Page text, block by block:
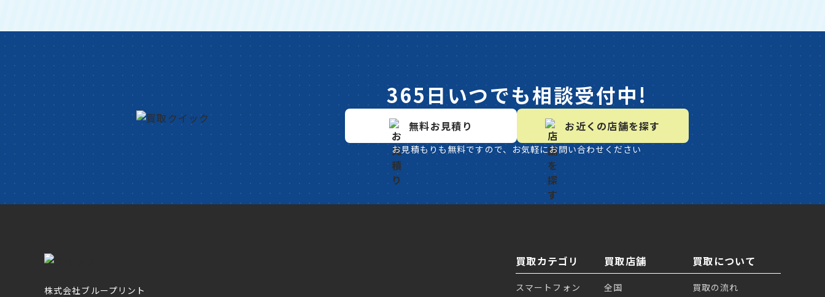
365日いつでも相談受付中!
無料お見積り お近くの店舗を探す
お見積もりも無料ですので、お気軽にお問い合わせください
株式会社ブループリント
買取カテゴリ
スマートフォン
買取店舗
全国
買取について
買取の流れ